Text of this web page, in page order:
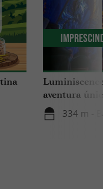
aventura
catedral de
334 m -